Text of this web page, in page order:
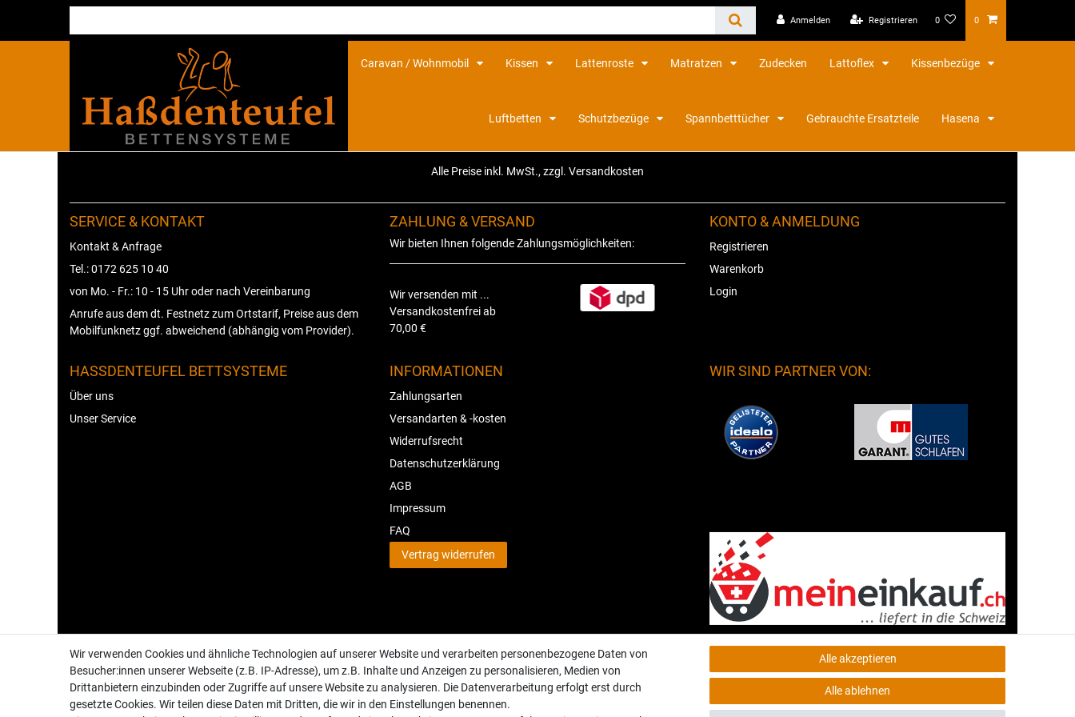
Anmelden Registrieren 0 0
Caravan / Wohnmobil Kissen Lattenroste Matratzen Zudecken Lattoflex Kissenbezüge
Luftbetten Schutzbezüge Spannbetttücher Gebrauchte Ersatzteile Hasena
Alle Preise inkl. MwSt., zzgl. Versandkosten
SERVICE & KONTAKT
Kontakt & Anfrage
Tel.: 0172 625 10 40
von Mo. - Fr.: 10 - 15 Uhr oder nach Vereinbarung
Anrufe aus dem dt. Festnetz zum Ortstarif, Preise aus dem
Mobilfunknetz ggf. abweichend (abhängig vom Provider).
ZAHLUNG & VERSAND
Wir bieten Ihnen folgende Zahlungsmöglichkeiten:
Wir versenden mit ...
Versandkostenfrei ab
70,00 €
KONTO & ANMELDUNG
Registrieren
Warenkorb
Login
HASSDENTEUFEL BETTSYSTEME
Über uns
Unser Service
INFORMATIONEN
Zahlungsarten
Versandarten & -kosten
Widerrufsrecht
Datenschutzerklärung
AGB
Impressum
FAQ
Vertrag widerrufen
WIR SIND PARTNER VON:
Wir verwenden Cookies und ähnliche Technologien auf unserer Website und verarbeiten personenbezogene Daten von
Besucher:innen unserer Webseite (z.B. IP-Adresse), um z.B. Inhalte und Anzeigen zu personalisieren, Medien von
Drittanbietern einzubinden oder Zugriffe auf unsere Website zu analysieren. Die Datenverarbeitung erfolgt erst durch
gesetzte Cookies. Wir teilen diese Daten mit Dritten, die wir in den Einstellungen benennen.
Alle akzeptieren
Alle ablehnen